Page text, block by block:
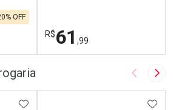
OFF
R$61 ,99
Imagem
ADICIONAR AOS FAVORITOS